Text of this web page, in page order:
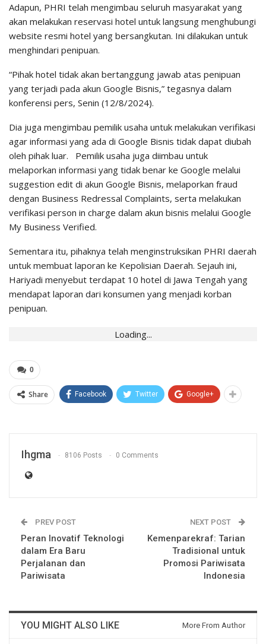
Adapun, PHRI telah mengimbau seluruh masyarakat yang
akan melakukan reservasi hotel untuk langsung menghubungi
website resmi hotel yang bersangkutan. Ini dilakukan untuk
menghindari penipuan.
“Pihak hotel tidak akan bertanggung jawab atas penipuan
yang terjadi pada akun Google Bisnis,” tegasnya dalam
konferensi pers, Senin (12/8/2024).
Dia juga mengimbau pemilik usaha untuk melakukan verifikasi
agar informasi yang ada di Google Bisnis tidak dapat diubah
oleh pihak luar. Pemilik usaha juga diimbau untuk
melaporkan informasi yang tidak benar ke Google melalui
suggestion edit di akun Google Bisnis, melaporkan fraud
dengan Business Redressal Complaints, serta melakukan
verifikasi person in charge dalam akun bisnis melalui Google
My Business Verified.
Sementara itu, pihaknya telah menginstruksikan PHRI daerah
untuk membuat laporan ke Kepolisian Daerah. Sejauh ini,
Hariyadi menyebut terdapat 10 hotel di Jawa Tengah yang
mendapat laporan dari konsumen yang menjadi korban
penipuan.
Loading...
0
Share Facebook Twitter Google+
Ihgma 8106 Posts 0 Comments
PREV POST
Peran Inovatif Teknologi
dalam Era Baru
Perjalanan dan
Pariwisata
NEXT POST
Kemenparekraf: Tarian
Tradisional untuk
Promosi Pariwisata
Indonesia
YOU MIGHT ALSO LIKE More From Author